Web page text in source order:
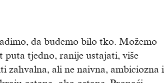
da budemo bilo tko. Možemo
puta tjedno, ranije ustajati, više
zahvalna, ali ne naivna, ambiciozna i